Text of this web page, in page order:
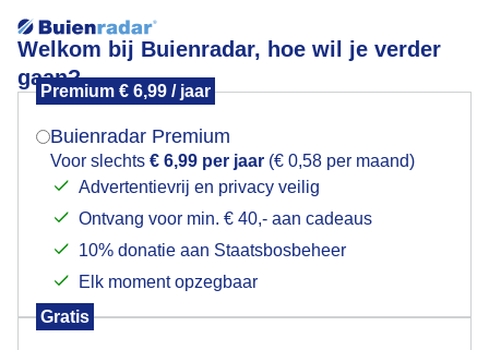
Welkom bij Buienradar, hoe wil je verder
gaan?
Premium € 6,99 / jaar
Buienradar Premium
Voor slechts € 6,99 per jaar (€ 0,58 per maand)
Advertentievrij en privacy veilig
Ontvang voor min. € 40,- aan cadeaus
10% donatie aan Staatsbosbeheer
Elk moment opzegbaar
Gratis
−
Mogen we je locatie gebruiken voor het
Indien je hier nog geen akkoord op hebt gegeven,
verschijnt er zo een pop-up uit je browser waarin
Is goed, toon de popup